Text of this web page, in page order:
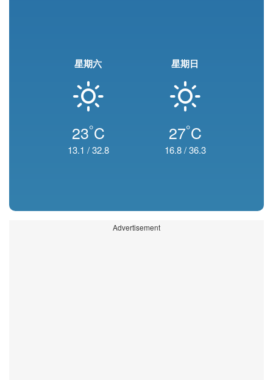
星期六
23°C
13.1 /32.8
星期日
27°C
16.8/36.3
Advertisement